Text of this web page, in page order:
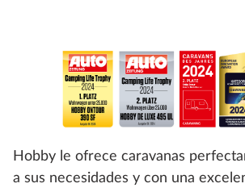
Hobby le ofrece caravanas
a sus necesidades y con una